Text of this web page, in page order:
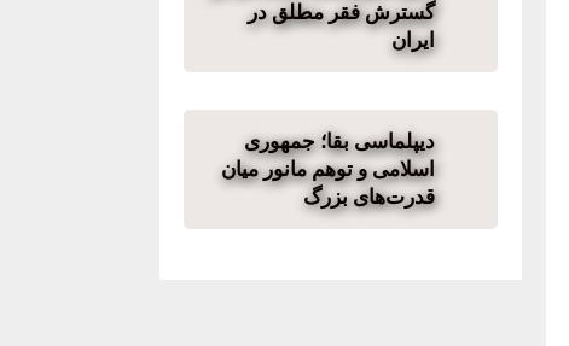
گسترش فقر مطلق در
ایران
دیپلماسی بقا؛ جمهوری
اسلامی و توهم مانور میان
قدرت‌های بزرگ